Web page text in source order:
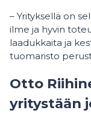
– Yrityksellä on
ilme ja hyvin
laadukkaita ja
tuomaristo
Otto
yritystään